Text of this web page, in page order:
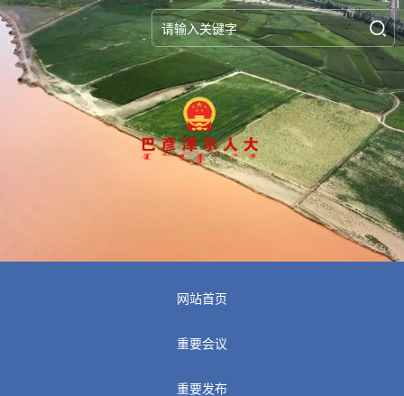
网站首页
重要会议
重要发布